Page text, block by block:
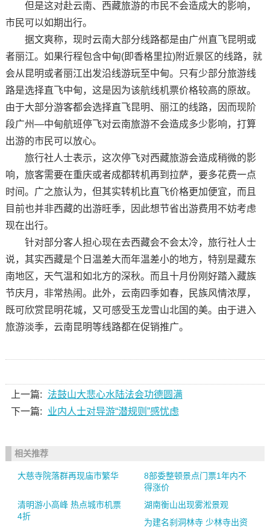
但是这对赴云南、西藏旅游的市民不会造成大的影响，
市民可以如期出行。
据文爽称，现时云南大部分线路都是由广州直飞昆明或
者丽江。如果行程包含中甸(即香格里拉)附近景区的线路，就
会从昆明或者丽江出发沿线游玩至中甸。只有少部分旅游线
路是选择直飞中甸，这是因为该航线机票价格较高的原故。
由于大部分游客都会选择直飞昆明、丽江的线路，因而现阶
段广州—中甸航班停飞对云南旅游不会造成多少影响，打算
出游的市民可以放心。
旅行社人士表示，这次停飞对西藏旅游会造成稍微的影
响，旅客需要在重庆或者成都转机再到拉萨，要多花费一点
时间。广之旅认为，但其实转机比直飞价格更加便宜，而且
目前也并非西藏的出游旺季，因此想节省出游费用不妨考虑
现在出行。
针对部分客人担心现在去西藏会不会太冷，旅行社人士
说，其实西藏是个日温差大而年温差小的地方，特别是藏东
南地区，天气温和如北方的深秋。而且十月份刚好踏入藏族
节庆月，非常热闹。此外，云南四季如春，民族风情浓厚，
既可欣赏昆明花城，又可感受玉龙雪山北国的美。由于进入
旅游淡季，云南昆明等线路都在促销推广。
上一篇: 法鼓山大悲心水陆法会功德圆满
下一篇:
业内人士对导游“潜规则”感忧虑
相关推荐
大慈寺院落群再现庙市繁华
8部委整顿景点门票1年内不
得涨价
清明游小高峰 热点城市机票
4折
湖南衡山出现雾淞景观
为建名刹洞林寺 少林寺出资